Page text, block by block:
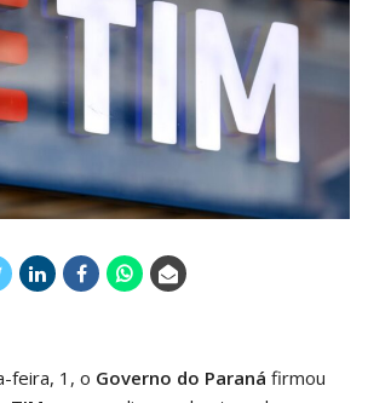
feira, 1, o Governo do Paraná firmou